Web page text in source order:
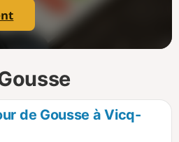
de Gousse à Vicq-